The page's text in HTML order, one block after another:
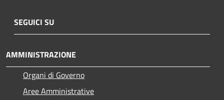
SEGUICI SU
AMMINISTRAZIONE
Organi di Governo
Aree Amministrative